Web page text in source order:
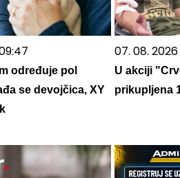
određuje pol
se devojčica, XY
07. 08. 2026
U akciji
prikupljena